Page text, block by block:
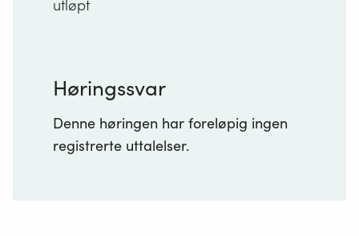
utløpt
Høringssvar
Denne høringen har foreløpig ingen
registrerte uttalelser.